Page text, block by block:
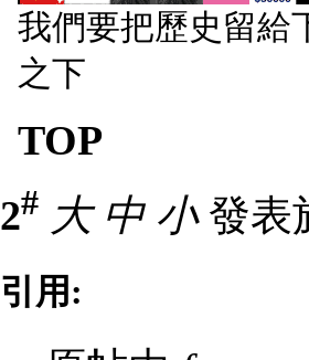
我們要把歷史留給
之下
TOP
2# 大 中 小發表
引用: